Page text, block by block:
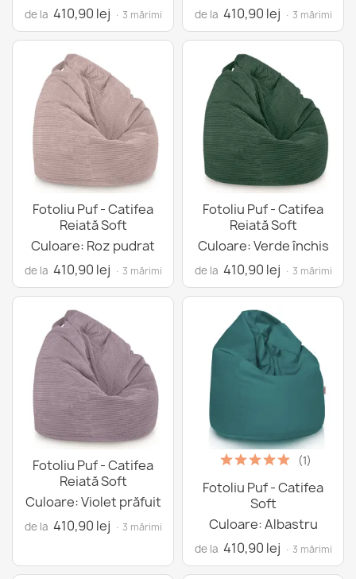
de la 410,90 lej · 3 mărimi de la 410,90 lej · 3 mărimi
Fotoliu Puf - Catifea
Reiată Soft
Culoare: Roz pudrat
de la 410,90 lej · 3 mărimi
Fotoliu Puf - Catifea
Reiată Soft
Culoare: Verde închis
de la 410,90 lej · 3 mărimi
Fotoliu Puf - Catifea
Reiată Soft
Culoare: Violet prăfuit
de la 410,90 lej · 3 mărimi
(1)
Fotoliu Puf - Catifea
Soft
Culoare: Albastru
de la 410,90 lej · 3 mărimi